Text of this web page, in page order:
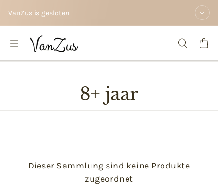
VanZus is gesloten
8+ jaar
Dieser Sammlung sind keine Produkte
zugeordnet